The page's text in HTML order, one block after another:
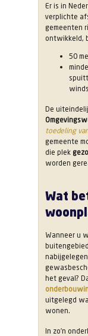
Er is in
verplichte
gemeenten
ontwikkeld,
50
De
toedeling
gemeente
die plek
worden
Wat
Wanneer u
het geval?
uitgelegd
wonen.
In zo’n